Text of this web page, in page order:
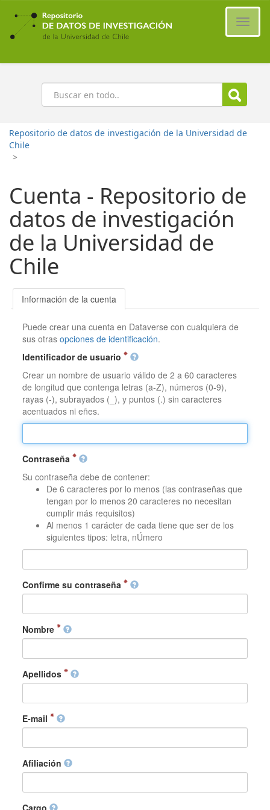
Ir
contenido
principal
Buscar
Repositorio de datos de investigación de la Universidad de
Chile
>
Cuenta - Repositorio de
datos de investigación
de la Universidad de
Chile
Información de la cuenta
Puede crear una cuenta en Dataverse con cualquiera de
sus otrasopciones de identificación.
Identificador de usuario
Crear un nombre de usuario válido de 2 a 60 caracteres
de longitud que contenga letras (a-Z), números (0-9),
rayas (-), subrayados (_), y puntos (.) sin caracteres
acentuados ni eñes.
Contraseña
Su contraseña debe de contener:
De 6 caracteres por lo menos (las contraseñas que
tengan por lo menos 20 caracteres no necesitan
cumplir más requisitos)
Al menos 1 carácter de cada tiene que ser de los
siguientes tipos: letra, nÚmero
Confirme su contraseña
Nombre
Apellidos
E-mail
Afiliación
Cargo